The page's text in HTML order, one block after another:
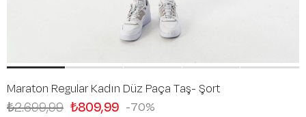
Maraton Regular Kadın Düz Paça Taş- Şort
70
₺2.699,99 ₺809,99